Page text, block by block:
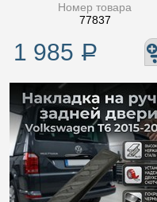
Номер товара
77837
1 985 Р